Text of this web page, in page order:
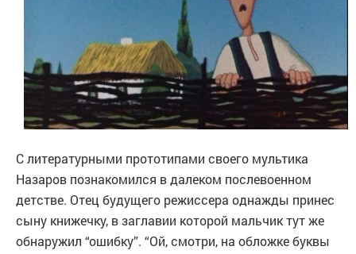
С литературными прототипами своего мультика
Назаров познакомился в далеком послевоенном
детстве. Отец будущего режиссера однажды принес
сыну книжечку, в заглавии которой мальчик тут же
обнаружил “ошибку”. “Ой, смотри, на обложке буквы